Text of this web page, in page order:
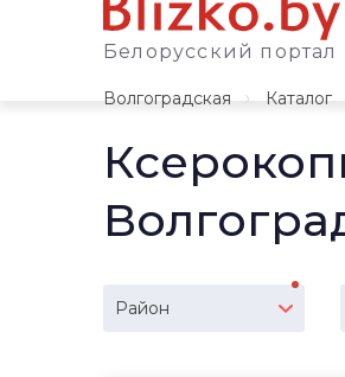
Белорусский портал
Волгоградская
Каталог
Район